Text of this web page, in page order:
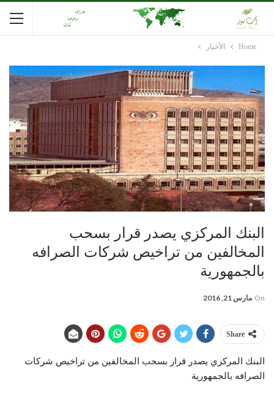
Home الأخبار
البنك المركزي يصدر قرار بسحب
المخالفين من تراخيص شركات الصرافه
بالجمهورية
On مارس 21, 2016
Share
البنك المركزي يصدر قرار بسحب المخالفين من تراخيص شركات
الصرافه بالجمهورية